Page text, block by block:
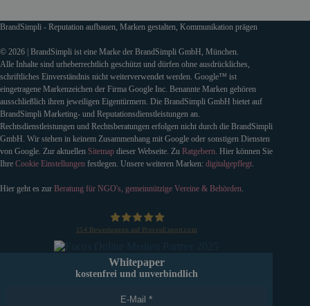
BrandSimpli - Reputation aufbauen, Marken gestalten, Kommunikation prägen
© 2026 | BrandSimpli ist eine Marke der BrandSimpli GmbH, München.
Alle Inhalte sind urheberrechtlich geschützt und dürfen ohne ausdrückliches,
schriftliches Einverständnis nicht weiterverwendet werden. Google™ ist
eingetragene Markenzeichen der Firma Google Inc. Benannte Marken gehören
ausschließlich ihren jeweiligen Eigentürmern. Die BrandSimpli GmbH bietet auf
BrandSimpli Marketing- und Reputationsdienstleistungen an.
Rechtsdienstleistungen und Rechtsberatungen erfolgen nicht durch die BrandSimpli
GmbH. Wir stehen in keinem Zusammenhang mit Google oder sonstigen Diensten
von Google. Zur aktuellen Sitemap dieser Webseite. Zu Ratgebern . Hier können Sie
Ihre Cookie Einstellungen festlegen. Unsere weiteren Marken: digitalgepflegt
Hier geht es zur Beratung für NGO's, gemeinnützige Vereine & Behörden
154 Bewertungen auf ProvenExpert.com
Whitepaper
kostenfrei und unverbindlich
E-Mail